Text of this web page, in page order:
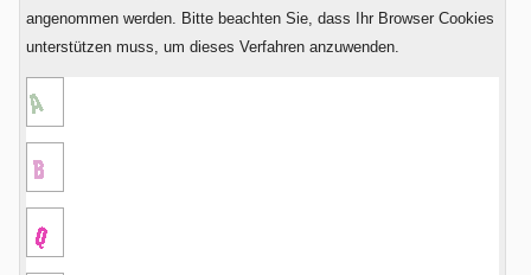
angenommen werden. Bitte beachten Sie, dass Ihr Browser Cookies
unterstützen muss, um dieses Verfahren anzuwenden.